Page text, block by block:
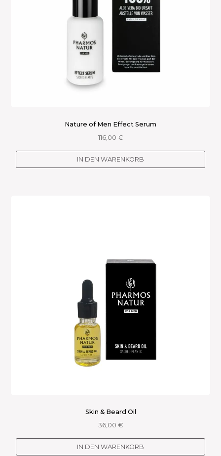
Nature of Men Effect Serum
116,00 €
IN DEN WARENKORB
Skin & Beard Oil
36,00 €
IN DEN WARENKORB